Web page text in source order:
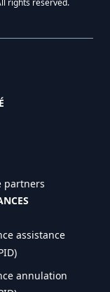
rights reserved.
partners
assistance
annulation